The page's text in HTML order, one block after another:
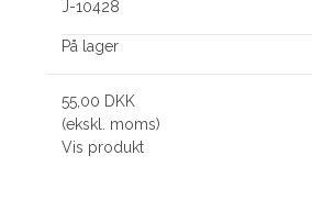
J-10428
På lager
55,00 DKK
(ekskl. moms)
Vis produkt